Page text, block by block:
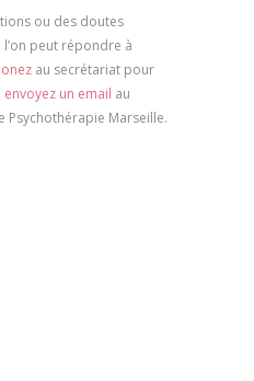
ou des doutes
peut répondre à
au secrétariat pour
envoyez un email au
Psychothérapie Marseille.